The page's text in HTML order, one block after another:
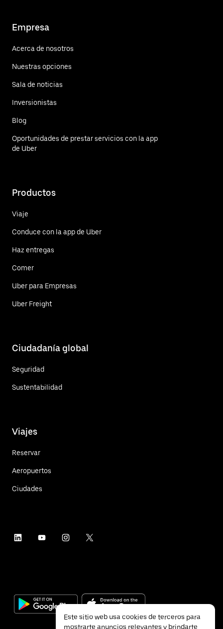
Empresa
Acerca de nosotros
Nuestras opciones
Sala de noticias
Inversionistas
Blog
Oportunidades de prestar servicios con la app
de Uber
Productos
Viaje
Conduce con la app de Uber
Haz entregas
Comer
Uber para Empresas
Uber Freight
Ciudadanía global
Seguridad
Sustentabilidad
Viajes
Reservar
Aeropuertos
Ciudades
Este sitio web usa cookies de terceros para
mostrarte anuncios relevantes y brindarte